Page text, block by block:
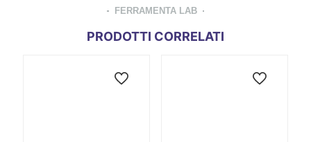
FERRAMENTA LAB
PRODOTTI CORRELATI